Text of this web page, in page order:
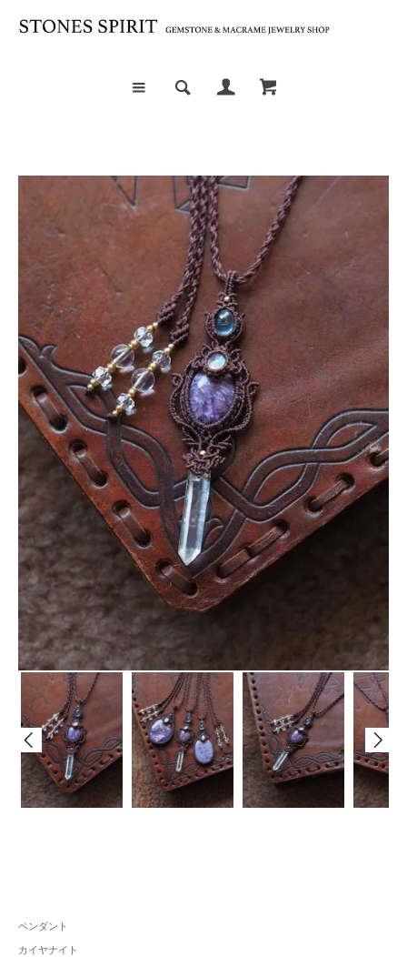
ペンダント
カイヤナイト